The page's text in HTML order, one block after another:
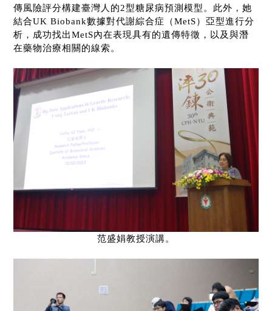
傳風險評分構建臺灣人的2型糖尿病預測模型。此外，她
結合UK Biobank數據對代謝綜合症（MetS）亞型進行分
析，成功找出MetS內在表現具有的遺傳特徵，以及與潛
在藥物治療相關的線索。
范盛娟教授演講。